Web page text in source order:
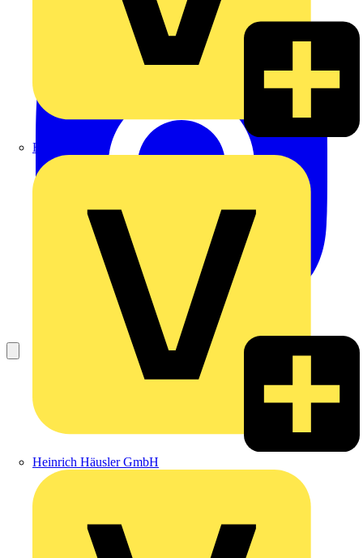
Hardy Schmitz
Heinrich Häusler GmbH